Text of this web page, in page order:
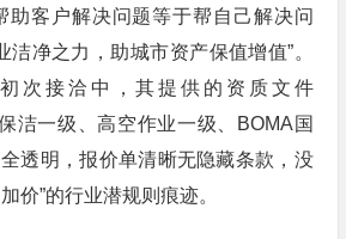
助客户解决问题等于帮自己解决问
洁净之力，助城市资产保值增值”。
次接洽中，其提供的资质文件
洁一级、高空作业一级、BOMA国
透明，报价单清晰无隐藏条款，没
价”的行业潜规则痕迹。